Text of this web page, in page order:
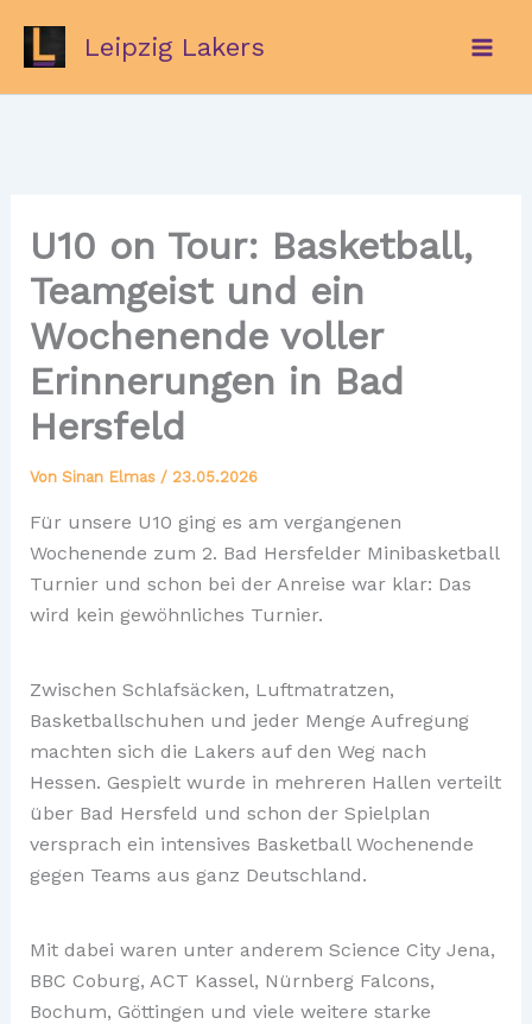
springen
Leipzig Lakers
U10 on Tour: Basketball,
Teamgeist und ein
Wochenende voller
Erinnerungen in Bad
Hersfeld
Von Sinan Elmas / 23.05.2026
Für unsere U10 ging es am vergangenen
Wochenende zum 2. Bad Hersfelder Minibasketball
Turnier und schon bei der Anreise war klar: Das
wird kein gewöhnliches Turnier.
Zwischen Schlafsäcken, Luftmatratzen,
Basketballschuhen und jeder Menge Aufregung
machten sich die Lakers auf den Weg nach
Hessen. Gespielt wurde in mehreren Hallen verteilt
über Bad Hersfeld und schon der Spielplan
versprach ein intensives Basketball Wochenende
gegen Teams aus ganz Deutschland.
Mit dabei waren unter anderem Science City Jena,
BBC Coburg, ACT Kassel, Nürnberg Falcons,
Bochum, Göttingen und viele weitere starke